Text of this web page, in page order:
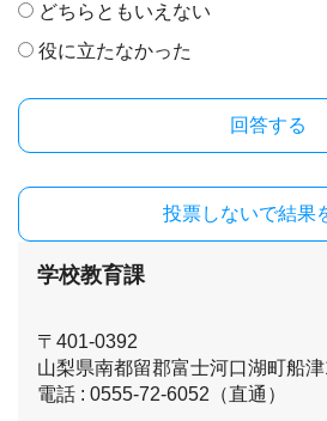
どちらともいえない
役に立たなかった
投票しないで結果
学校教育課
〒401-0392
山梨県南都留郡富士河口湖町船
電話 : 0555-72-6052（直通）